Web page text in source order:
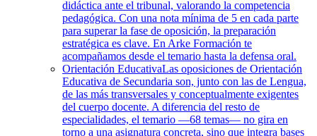
didáctica ante el tribunal, valorando la competencia
pedagógica. Con una nota mínima de 5 en cada parte
para superar la fase de oposición, la preparación
estratégica es clave. En Arke Formación te
acompañamos desde el temario hasta la defensa oral.
Orientación EducativaLas oposiciones de Orientación
Educativa de Secundaria son, junto con las de Lengua,
de las más transversales y conceptualmente exigentes
del cuerpo docente. A diferencia del resto de
especialidades, el temario —68 temas— no gira en
torno a una asignatura concreta, sino que integra bases